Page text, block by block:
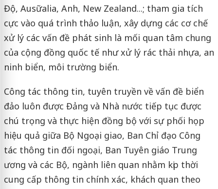
Độ, Ausữalia, Anh, New Zealand...; tham gia tích
cực vào quá trình thảo luận, xây dựng các cơ chế
xử lý các vấn đề phát sinh là mối quan tâm chung
của cộng đồng quốc tế như xử lý rác thải nhựa, an
ninh biển, môi trường biển.
Công tác thông tin, tuyên truyền về vấn đề biển
đảo luôn được Đảng và Nhà nước tiếp tục được
chú trọng và thực hiện đồng bộ với sự phối họp
hiệu quả giữa Bộ Ngoại giao, Ban Chỉ đạo Công
tác thông tin đối ngoại, Ban Tuyên giáo Trung
ương và các Bộ, ngành liên quan nhằm kịp thời
cung cấp thông tin chính xác, khách quan theo